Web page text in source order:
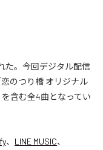
た。今回デジタル配信
恋のつり橋 オリジナル
を含む全4曲となってい
、 LINE MUSIC、